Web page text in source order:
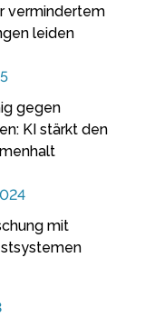
vermindertem
leiden
gegen
KI stärkt den
mit